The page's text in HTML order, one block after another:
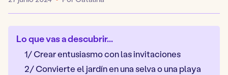
Publicado
Lo que vas a descubrir...
1/ Crear entusiasmo con las invitaciones
2/ Convierte el jardín en una selva o una playa